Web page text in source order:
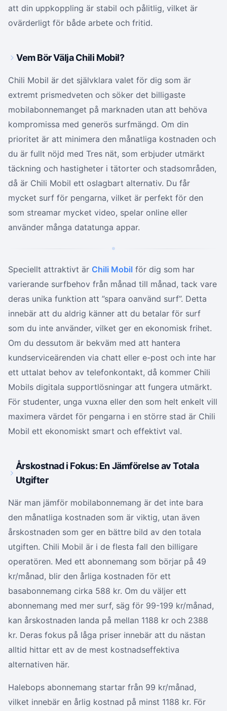
att din uppkoppling är stabil och pålitlig, vilket är
ovärderligt för både arbete och fritid.
Vem Bör Välja Chili Mobil?
Chili Mobil är det självklara valet för dig som är
extremt prismedveten och söker det billigaste
mobilabonnemanget på marknaden utan att behöva
kompromissa med generös surfmängd. Om din
prioritet är att minimera den månatliga kostnaden och
du är fullt nöjd med Tres nät, som erbjuder utmärkt
täckning och hastigheter i tätorter och stadsområden,
då är Chili Mobil ett oslagbart alternativ. Du får
mycket surf för pengarna, vilket är perfekt för den
som streamar mycket video, spelar online eller
använder många datatunga appar.
Speciellt attraktivt är Chili Mobil för dig som har
varierande surfbehov från månad till månad, tack vare
deras unika funktion att ”spara oanvänd surf”. Detta
innebär att du aldrig känner att du betalar för surf
som du inte använder, vilket ger en ekonomisk frihet.
Om du dessutom är bekväm med att hantera
kundserviceärenden via chatt eller e-post och inte har
ett uttalat behov av telefonkontakt, då kommer Chili
Mobils digitala supportlösningar att fungera utmärkt.
För studenter, unga vuxna eller den som helt enkelt vill
maximera värdet för pengarna i en större stad är Chili
Mobil ett ekonomiskt smart och effektivt val.
Årskostnad i Fokus: En Jämförelse av Totala
Utgifter
När man jämför mobilabonnemang är det inte bara
den månatliga kostnaden som är viktig, utan även
årskostnaden som ger en bättre bild av den totala
utgiften. Chili Mobil är i de flesta fall den billigare
operatören. Med ett abonnemang som börjar på 49
kr/månad, blir den årliga kostnaden för ett
basabonnemang cirka 588 kr. Om du väljer ett
abonnemang med mer surf, säg för 99-199 kr/månad,
kan årskostnaden landa på mellan 1188 kr och 2388
kr. Deras fokus på låga priser innebär att du nästan
alltid hittar ett av de mest kostnadseffektiva
alternativen här.
Halebops abonnemang startar från 99 kr/månad,
vilket innebär en årlig kostnad på minst 1188 kr. För